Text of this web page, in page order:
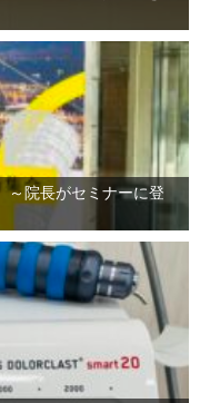
～院長がセミナーに登